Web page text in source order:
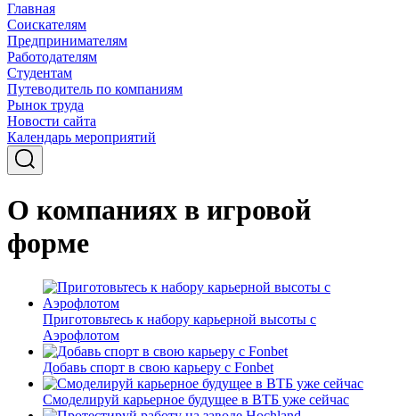
Главная
Соискателям
Предпринимателям
Работодателям
Студентам
Путеводитель по компаниям
Рынок труда
Новости сайта
Календарь мероприятий
О компаниях в игровой
форме
Приготовьтесь к набору карьерной высоты с
Аэрофлотом
Добавь спорт в свою карьеру с Fonbet
Смоделируй карьерное будущее в ВТБ уже сейчас